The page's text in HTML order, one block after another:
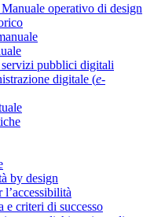
operativo di design
pubblici digitali
digitale (e-
by design
e criteri di successo